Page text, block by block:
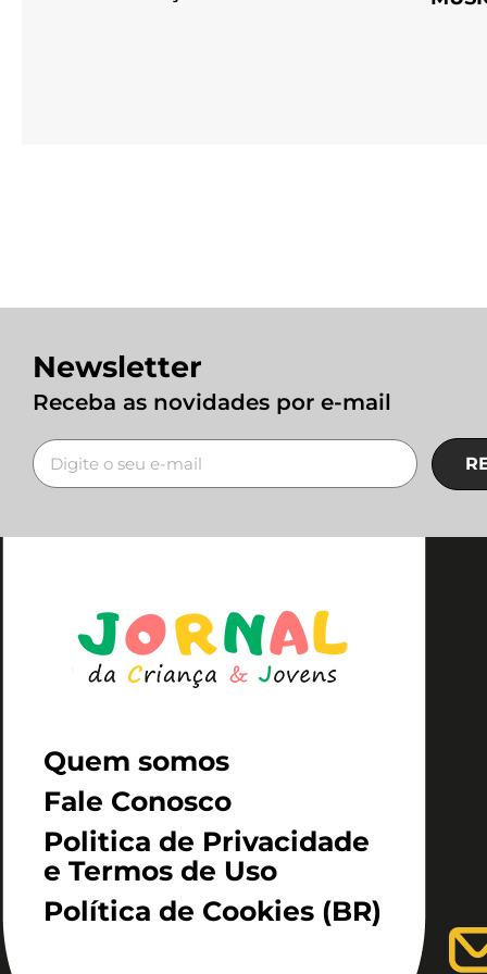
Newsletter
Receba as novidades por e-mail
Quem somos
Fale Conosco
Politica de Privacidade
e Termos de Uso
Política de Cookies (BR)